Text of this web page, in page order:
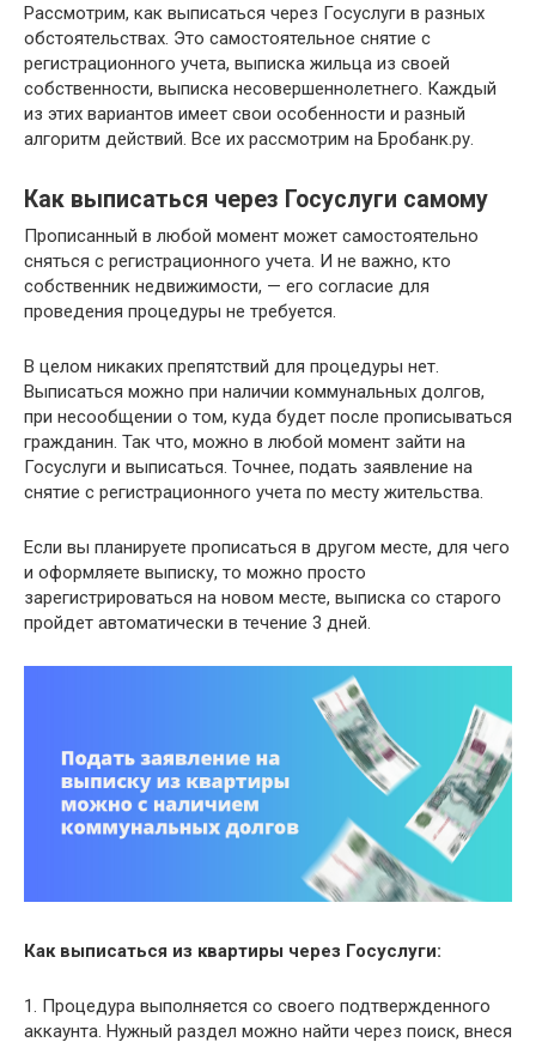
Рассмотрим, как выписаться через Госуслуги в разных
обстоятельствах. Это самостоятельное снятие с
регистрационного учета, выписка жильца из своей
собственности, выписка несовершеннолетнего. Каждый
из этих вариантов имеет свои особенности и разный
алгоритм действий. Все их рассмотрим на Бробанк.ру.
Как выписаться через Госуслуги самому
Прописанный в любой момент может самостоятельно
сняться с регистрационного учета. И не важно, кто
собственник недвижимости, — его согласие для
проведения процедуры не требуется.
В целом никаких препятствий для процедуры нет.
Выписаться можно при наличии коммунальных долгов,
при несообщении о том, куда будет после прописываться
гражданин. Так что, можно в любой момент зайти на
Госуслуги и выписаться. Точнее, подать заявление на
снятие с регистрационного учета по месту жительства.
Если вы планируете прописаться в другом месте, для чего
и оформляете выписку, то можно просто
зарегистрироваться на новом месте, выписка со старого
пройдет автоматически в течение 3 дней.
Как выписаться из квартиры через Госуслуги:
1. Процедура выполняется со своего подтвержденного
аккаунта. Нужный раздел можно найти через поиск, внеся